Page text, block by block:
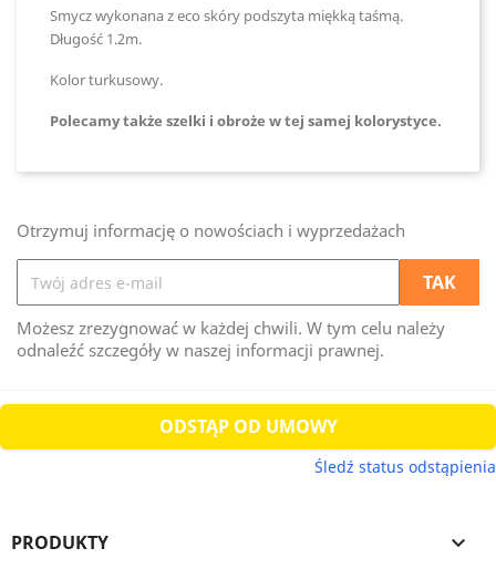
Smycz wykonana z eco skóry podszyta miękką taśmą.
Długość 1.2m.
Kolor turkusowy.
Polecamy także szelki i obroże w tej samej kolorystyce.
Otrzymuj informację o nowościach i wyprzedażach
Możesz zrezygnować w każdej chwili. W tym celu należy
odnaleźć szczegóły w naszej informacji prawnej.
ODSTĄP OD UMOWY
Śledź status odstąpienia
PRODUKTY 